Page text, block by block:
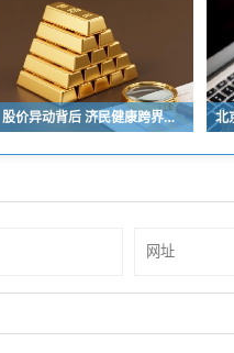
股价异动背后 济民健康跨界芯片谋变 北